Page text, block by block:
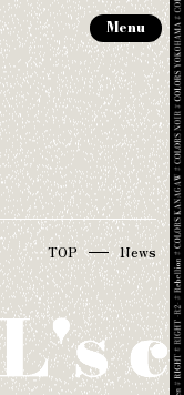
Menu
TOP News